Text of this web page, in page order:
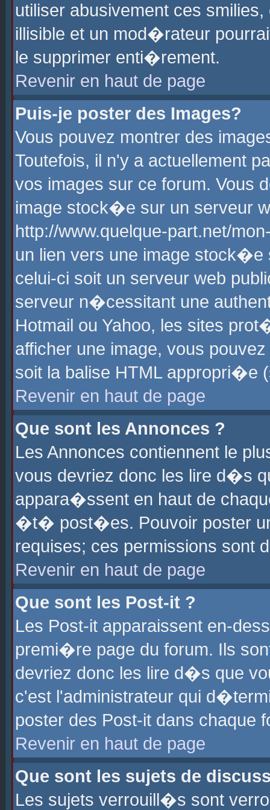
utiliser abusivement ces
illisible et un mod�rateur
le supprimer enti�rement.
Revenir en haut de page
Puis-je poster des Images?
Vous pouvez montrer des
Toutefois, il n'y a actuellement
vos images sur ce forum. Vous
image stock�e sur un serveur
http://www.quelque-part.net/
un lien vers une image
celui-ci soit un serveur web
serveur n�cessitant une
Hotmail ou Yahoo, les sites
afficher une image, vous
soit la balise HTML
Revenir en haut de page
Que sont les Annonces ?
Les Annonces contiennent le
vous devriez donc les lire d�s
appara�ssent en haut de
�t� post�es. Pouvoir poster
requises; ces permissions sont
Revenir en haut de page
Que sont les Post-it ?
Les Post-it apparaissent en-
premi�re page du forum. Ils
devriez donc les lire d�s que
c'est l'administrateur qui
poster des Post-it dans chaque
Revenir en haut de page
Que sont les sujets de
Les sujets verrouill�s sont